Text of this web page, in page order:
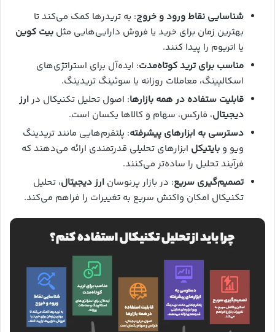
شناسایی نقاط ورود و خروج: به تریدرها کمک می‌کند تا
بهترین زمان برای خرید یا فروش دارایی‌هایی مثل بیت کوین
یا اتریوم را پیدا کنند.
مناسب برای ترید کوتاه‌مدت: ایده‌آل برای استراتژی‌های
اسکالپینگ، معاملات روزانه یا سوئینگ تریدینگ.
قابلیت ستفاده در همه بازارها: اصول تحلیل تکنیکال درارز
دیجیتال، فارکس، سهام و کالاها یکسان است.
دسترسی به ابزارهای پیشرفته: پلتفرم‌هایی مانند تریدینگ
ویو و بایتیکل ابزارهای تحلیلی قدرتمندی ارائه می‌دهند که
فرآیند تحلیل را ساده‌تر می‌کنند.
تصمیم‌گیری سریع: در بازار پرنوسان ارز دیجیتال، تحلیل
تکنیکال امکان واکنش سریع به تغییرات را فراهم می‌کند.